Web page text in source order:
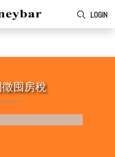
LOGIN
囤房稅